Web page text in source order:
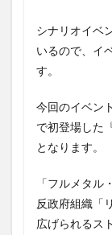
シナリオイベ
いるので、イ
す。
今回のイベン
で初登場した
となります。
「フルメタ
反政府組織「
広げられるス